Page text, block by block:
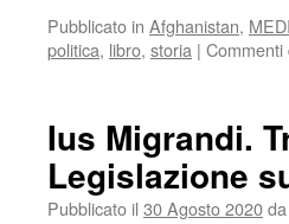
Pubblicato in Afghanistan,
politica, libro, storia | Commenti
Ius Migrandi.
Legislazione
Pubblicato il 30 Agosto 2020da